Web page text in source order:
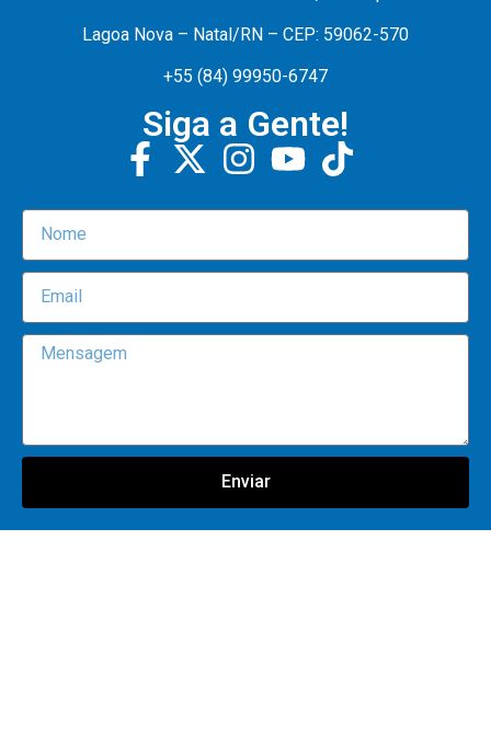
Lagoa Nova – Natal/RN – CEP: 59062-570
+55 (84) 99950-6747
Siga a Gente!
Enviar